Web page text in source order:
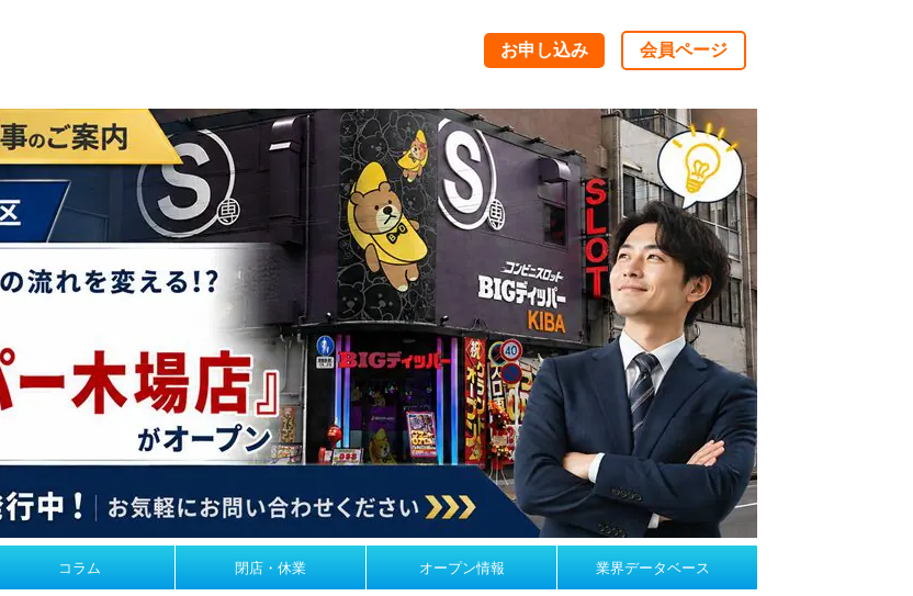
お申し込み 会員ページ
コラム 閉店・休業 オープン情報 業界データベース